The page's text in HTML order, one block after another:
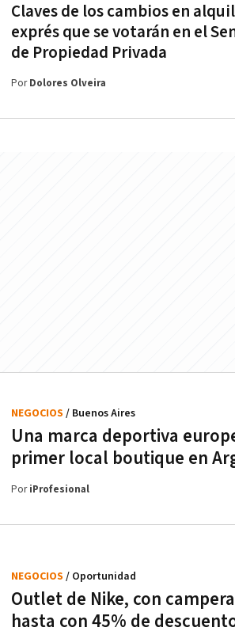
Claves de los cambios en
exprés que se votarán en el
de Propiedad Privada
PorDolores Olveira
Una marca deportiva
primer local boutique en
NEGOCIOS / Buenos Aires
PoriProfesional
Outlet de Nike, con
hasta con 45% de
NEGOCIOS / Oportunidad